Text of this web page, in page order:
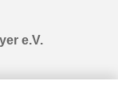
e.V.